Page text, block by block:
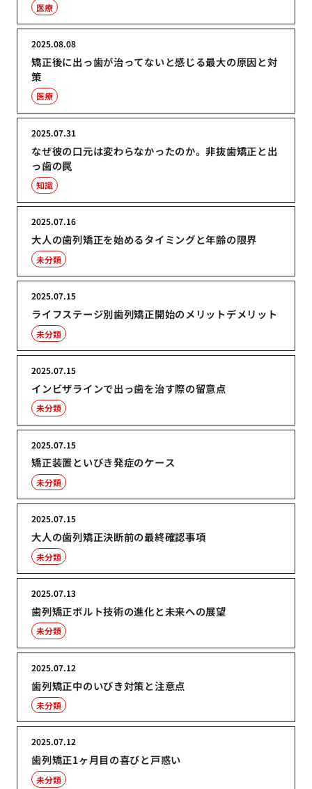
医療
矯正後に出っ歯が治ってないと感じる最大の原因と対
策
2025.08.08
医療
なぜ彼の口元は変わらなかったのか。非抜歯矯正と出
っ歯の罠
2025.07.31
知識
大人の歯列矯正を始めるタイミングと年齢の限界
2025.07.16
未分類
ライフステージ別歯列矯正開始のメリットデメリット
2025.07.15
未分類
インビザラインで出っ歯を治す際の留意点
2025.07.15
未分類
矯正装置といびき発症のケース
2025.07.15
未分類
大人の歯列矯正決断前の最終確認事項
2025.07.15
未分類
歯列矯正ボルト技術の進化と未来への展望
2025.07.13
未分類
歯列矯正中のいびき対策と注意点
2025.07.12
未分類
歯列矯正1ヶ月目の喜びと戸惑い
2025.07.12
未分類